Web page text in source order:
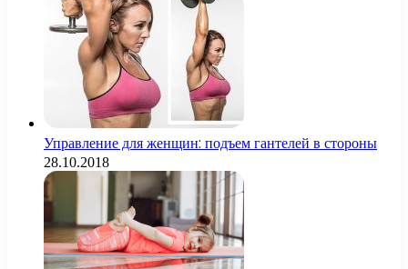
Управление для женщин: подъем гантелей в стороны
28.10.2018